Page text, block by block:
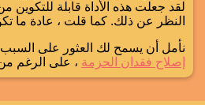
لقد جعلت هذه الأداة قابلة للتكوين
النظر عن ذلك. كما قلت ، عادة ما
نأمل أن يسمح لك العثور على السبب
إصلاح فقدان الحزمة ، على الرغم